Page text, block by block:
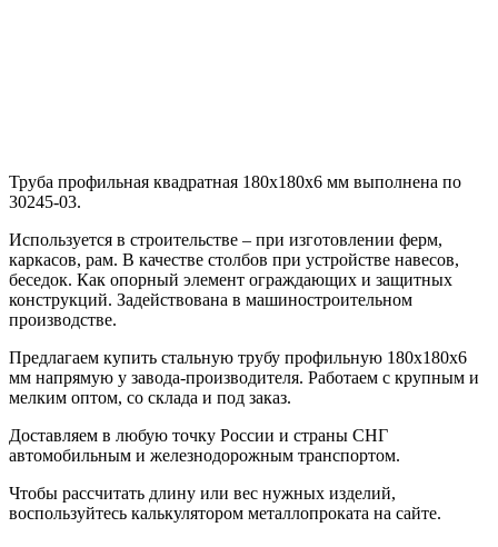
Труба профильная квадратная 180х180х6 мм выполнена по
30245-03.
Используется в строительстве – при изготовлении ферм,
каркасов, рам. В качестве столбов при устройстве навесов,
беседок. Как опорный элемент ограждающих и защитных
конструкций. Задействована в машиностроительном
производстве.
Предлагаем купить стальную трубу профильную 180х180х6
мм напрямую у завода-производителя. Работаем с крупным и
мелким оптом, со склада и под заказ.
Доставляем в любую точку России и страны СНГ
автомобильным и железнодорожным транспортом.
Чтобы рассчитать длину или вес нужных изделий,
воспользуйтесь калькулятором металлопроката на сайте.